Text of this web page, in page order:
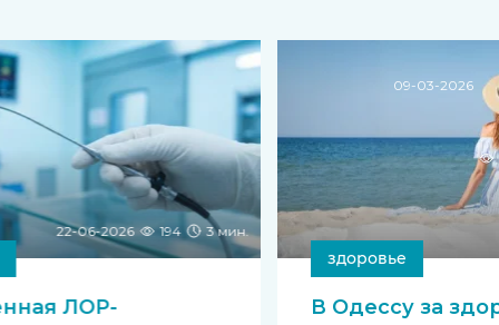
22-06-2026 194 3 мин.
ЛОР-
09-03-2026
здоровье
В Одессу за